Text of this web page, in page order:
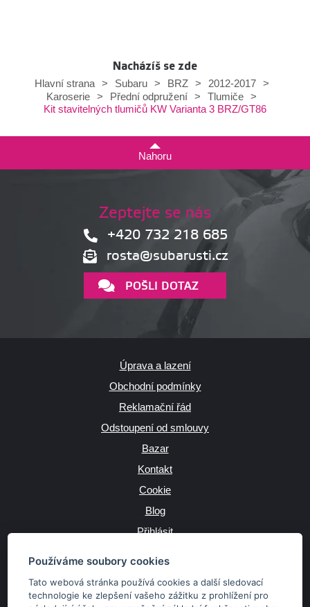
Používáme soubory cookies
Tato webová stránka používá cookies a další sledovací
technologie ke zlepšení vašeho zážitku z prohlížení pro
Nacházíš se zde
Hlavní strana
> Subaru > BRZ > 2012-2017
>
Karoserie > Přední odpružení > Tlumiče >
Kit stavitelných tlumičů KW Varianta 3 BRZ/GT86
Nahoru
Zeptejte se nás
+420 732 218 685
rosta@subarusti.cz
POŠLI DOTAZ
Úprava a lazení
Obchodní podmínky
Reklamační řád
Odstoupení od smlouvy
Bazar
Kontakt
Cookie
Blog
Přihlásit